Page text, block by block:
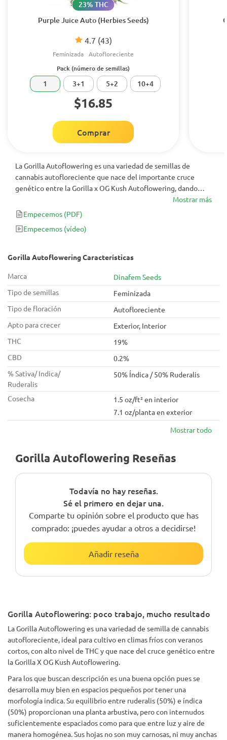
Purple Juice Auto (Herbies Seeds)
4.7 (43)
23% THC
Feminizada Autofloreciente
Pack (número de semillas)
1 3+1 5+2 10+4
$16.85
Comprar
La Gorilla Autoflowering es una variedad de semillas de
cannabis autofloreciente que nace del importante cruce
genético entre la Gorilla x OG Kush Autoflowering, dando
origen a una cepa fácil de manipular, con THC altísimo de 19%
y efectos equilibrados entre corporal y cerebral. Garantía de
poco estrés y óptimos resultados.
Mostrar más
Empecemos (PDF)
Empecemos (vídeo)
Gorilla Autoflowering Características
Marca
Dinafem Seeds
Tipo de semillas
Feminizada
Tipo de floración
Autofloreciente
Apto para crecer
Exterior, Interior
THC
19%
CBD
0.2%
% Sativa/ Indica/
Ruderalis
50% Índica / 50% Ruderalis
Cosecha
1.5 oz/ft² en interior
7.1 oz/planta en exterior
Mostrar todo
Gorilla Autoflowering Reseñas
Todavía no hay reseñas.
Sé el primero en dejar una.
Comparte tu opinión sobre el producto que has
comprado: ¡puedes ayudar a otros a decidirse!
Añadir reseña
Gorilla Autoflowering: poco trabajo, mucho resultado
La Gorilla Autoflowering es una variedad de semilla de cannabis
autofloreciente, ideal para cultivo en climas fríos con veranos
cortos, con alto nivel de THC y que nace del cruce genético entre
la Gorilla X OG Kush Autoflowering.
Para los que buscan descripción es una buena opción pues se
desarrolla muy bien en espacios pequeños por tener una
morfología indica. Su equilibrio entre ruderalis (50%) e índica
(50%) proporcionan una planta arbustiva, pero con internudos
suficientemente espaciados como para que entre luz y aire de
manera homogénea. Sus hojas no son muy carnosas, ni muy anchas